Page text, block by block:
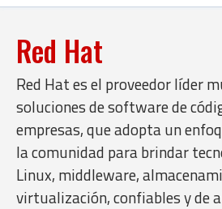
Red Hat
Red Hat es el proveedor líder
soluciones de software de
empresas, que adopta un
la comunidad para brindar
Linux, middleware,
virtualización, confiables y de